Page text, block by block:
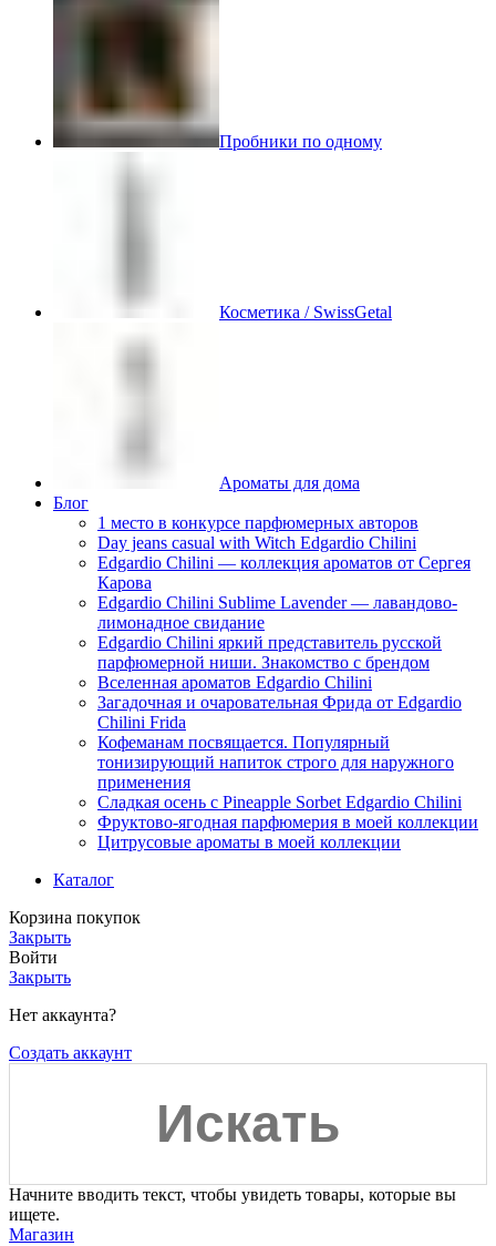
Пробники по одному
Косметика / SwissGetal
Ароматы для дома
Блог
1 место в конкурсе парфюмерных авторов
Day jeans casual with Witch Edgardio Chilini
Edgardio Chilini — коллекция ароматов от Сергея
Карова
Edgardio Chilini Sublime Lavender — лавандово-
лимонадное свидание
Edgardio Chilini яркий представитель русской
парфюмерной ниши. Знакомство с брендом
Вселенная ароматов Edgardio Chilini
Загадочная и очаровательная Фрида от Edgardio
Chilini Frida
Кофеманам посвящается. Популярный
тонизирующий напиток строго для наружного
применения
Сладкая осень с Pineapple Sorbet Edgardio Chilini
Фруктово-ягодная парфюмерия в моей коллекции
​Цитрусовые ароматы в моей коллекции
Каталог
Корзина покупок
Закрыть
Войти
Закрыть
Нет аккаунта?
Создать аккаунт
Начните вводить текст, чтобы увидеть товары, которые вы
ищете.
Магазин